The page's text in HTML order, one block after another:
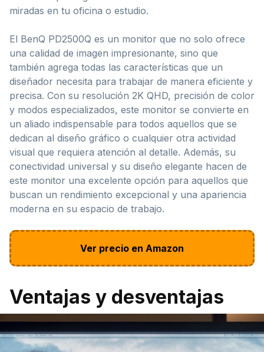
miradas en tu oficina o estudio.
El BenQ PD2500Q es un monitor que no solo ofrece
una calidad de imagen impresionante, sino que
también agrega todas las características que un
diseñador necesita para trabajar de manera eficiente y
precisa. Con su resolución 2K QHD, precisión de color
y modos especializados, este monitor se convierte en
un aliado indispensable para todos aquellos que se
dedican al diseño gráfico o cualquier otra actividad
visual que requiera atención al detalle. Además, su
conectividad universal y su diseño elegante hacen de
este monitor una excelente opción para aquellos que
buscan un rendimiento excepcional y una apariencia
moderna en su espacio de trabajo.
Ver precio en Amazon
Ventajas y desventajas